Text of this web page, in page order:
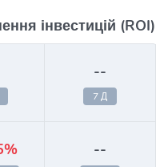
інвестицій (ROI)
--
7 Д
--